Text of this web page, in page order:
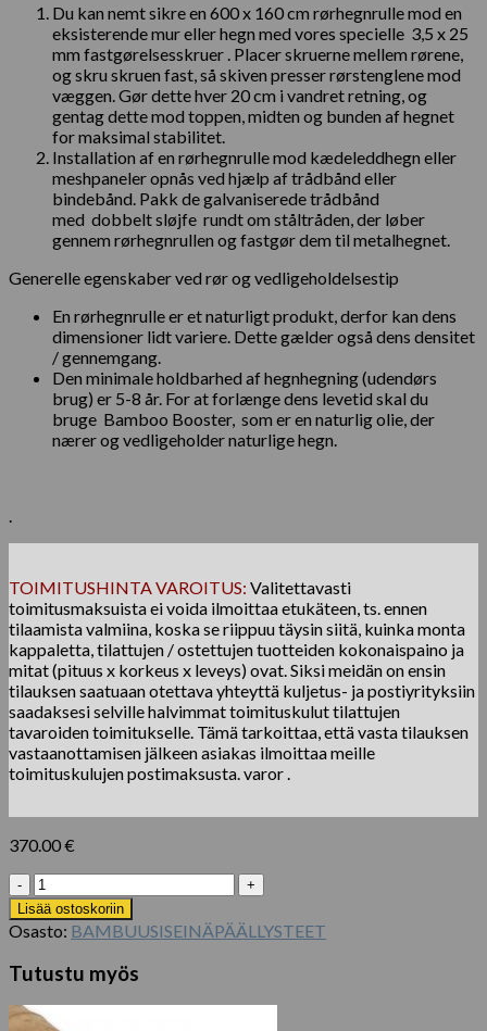
Du kan nemt sikre en 600 x 160 cm rørhegnrulle mod en
eksisterende mur eller hegn med vores specielle 3,5 x 25
mm fastgørelsesskruer . Placer skruerne mellem rørene,
og skru skruen fast, så skiven presser rørstenglene mod
væggen. Gør dette hver 20 cm i vandret retning, og
gentag dette mod toppen, midten og bunden af ​​hegnet
for maksimal stabilitet.
Installation af en rørhegnrulle mod kædeleddhegn eller
meshpaneler opnås ved hjælp af trådbånd eller
bindebånd. Pakk de galvaniserede trådbånd
med dobbelt sløjfe rundt om ståltråden, der løber
gennem rørhegnrullen og fastgør dem til metalhegnet.
Generelle egenskaber ved rør og vedligeholdelsestip
En rørhegnrulle er et naturligt produkt, derfor kan dens
dimensioner lidt variere. Dette gælder også dens densitet
/ gennemgang.
Den minimale holdbarhed af hegnhegning (udendørs
brug) er 5-8 år. For at forlænge dens levetid skal du
bruge Bamboo Booster, som er en naturlig olie, der
nærer og vedligeholder naturlige hegn.
.
TOIMITUSHINTA VAROITUS: Valitettavasti
toimitusmaksuista ei voida ilmoittaa etukäteen, ts. ennen
tilaamista valmiina, koska se riippuu täysin siitä, kuinka monta
kappaletta, tilattujen / ostettujen tuotteiden kokonaispaino ja
mitat (pituus x korkeus x leveys) ovat. Siksi meidän on ensin
tilauksen saatuaan otettava yhteyttä kuljetus- ja postiyrityksiin
saadaksesi selville halvimmat toimituskulut tilattujen
tavaroiden toimitukselle. Tämä tarkoittaa, että vasta tilauksen
vastaanottamisen jälkeen asiakas ilmoittaa meille
toimituskulujen postimaksusta. varor .
370.00€
Tyk
Reed
Hegn
Roll
300
x
150
cm
Lisää ostoskoriin
Osasto: BAMBUUSISEINÄPÄÄLLYSTEET
Tutustu myös